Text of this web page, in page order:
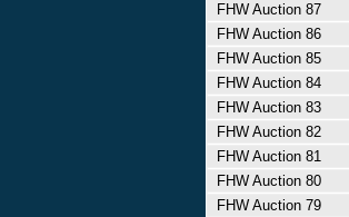
FHW Auction 87
FHW Auction 86
FHW Auction 85
FHW Auction 84
FHW Auction 83
FHW Auction 82
FHW Auction 81
FHW Auction 80
FHW Auction 79